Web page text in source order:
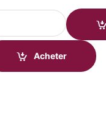
Apple Watch Ultra
Acheter